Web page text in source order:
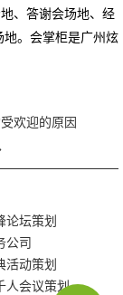
、答谢会场地、经
。会掌柜是广州炫
欢迎的原因
论坛策划
公司
活动策划
人会议策划